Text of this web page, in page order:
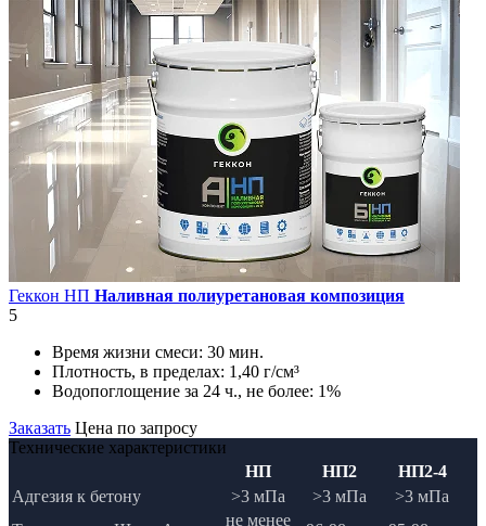
Геккон НП Наливная полиуретановая композиция
5
Время жизни смеси: 30 мин.
Плотность, в пределах: 1,40 г/см³
Водопоглощение за 24 ч., не более: 1%
Заказать Цена по запросу
Технические характеристики
НП
НП2
НП2-4
Адгезия к бетону
>3 мПа >3 мПа
>3 мПа
не менее